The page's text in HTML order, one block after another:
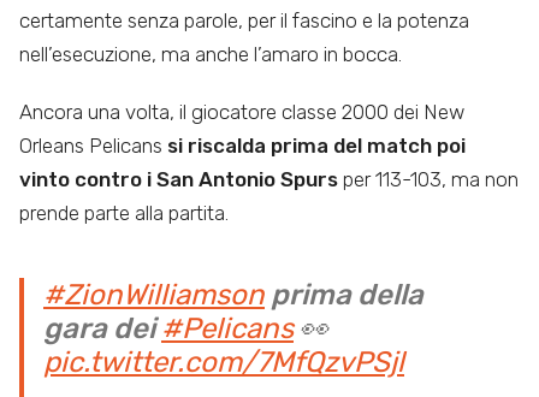
certamente senza parole, per il fascino e la potenza
nell’esecuzione, ma anche l’amaro in bocca.
Ancora una volta, il giocatore classe 2000 dei New
Orleans Pelicans si riscalda prima del match poi
vinto contro i San Antonio Spurs per 113-103, ma non
prende parte alla partita.
#ZionWilliamson prima della
gara dei#Pelicans👀
pic.twitter.com/7MfQzvPSjl